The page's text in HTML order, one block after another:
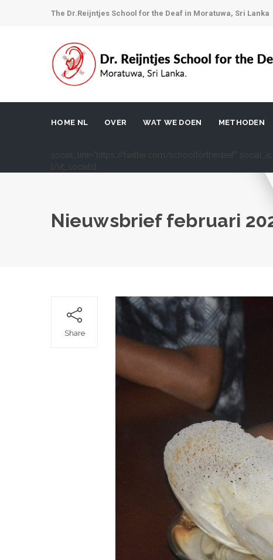
The Dr.Reijntjes School for the Deaf in Moratuwa, Sri Lanka
HOME NL OVER WAT WE DOEN METHODEN
social_link="https://twitter.com/schoolforthedeaf"
[/vt_socials]
Nieuwsbrief februari
Share